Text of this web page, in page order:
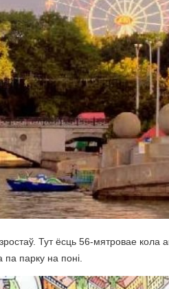
Тут ёсць 56-мятровае кола
парку на поні.